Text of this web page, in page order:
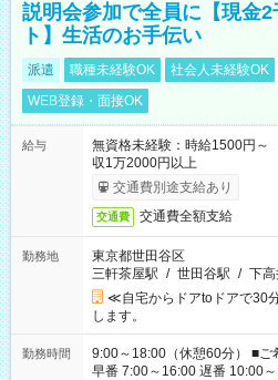
説明会参加で全員に【現金
ト】生活のお手伝い
派遣 職種未経験OK 社会人未経験OK
WEB登録・面接OK
給与
無資格未経験：時給1500円
収1万2000円以上
交通費別途支給あり
交通費 交通費全額支給
勤務地
東京都世田谷区
三軒茶屋駅 / 世田谷駅 / 下高
≪自宅からドアtoドアで30
します。
勤務時間
9:00～18:00（休憩60分） ■ご希望があれば下記シフトもOK！
早番 7:00～16:00 遅番 10:00～19:00 「家族と休み